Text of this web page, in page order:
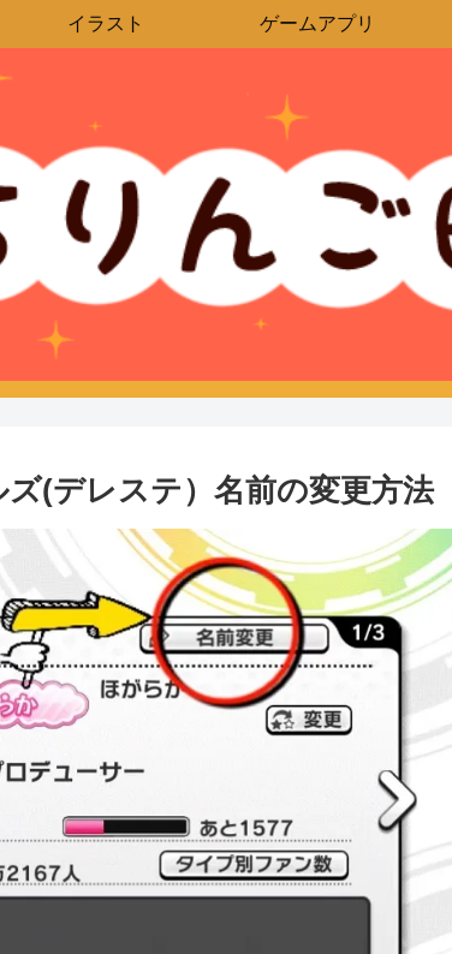
イラスト ゲームアプリ
(デレステ）名前の変更方法